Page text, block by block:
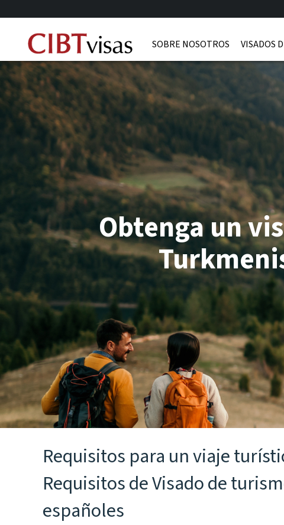
SOBRE NOSOTROS VISADOS
Obtenga un
Requisitos para un viaje
Requisitos de Visado de
españoles